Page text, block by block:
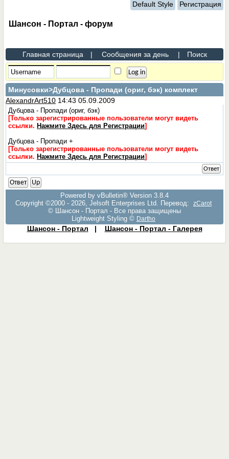
Default Style Регистрация
Шансон - Портал - форум
Главная страница | Сообщения за день | Поиск
Минусовки>Дубцова - Пропади (ориг, бэк) комплект
AlexandrArt510 14:43 05.09.2009
Дубцова - Пропади (ориг, бэк)
[Только зарегистрированные пользователи могут видеть
ссылки. Нажмите Здесь для Регистрации]
Дубцова - Пропади +
[Только зарегистрированные пользователи могут видеть
ссылки. Нажмите Здесь для Регистрации]
Ответ
Ответ
Up
Powered by vBulletin® Version 3.8.4
Copyright ©2000 - 2026, Jelsoft Enterprises Ltd. Перевод:
zCarot
© Шансон - Портал - Все права защищены
Lightweight Styling © Dartho
Шансон - Портал | Шансон - Портал - Галерея